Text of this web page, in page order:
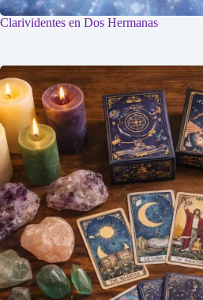
Clarividentes en Dos Hermanas